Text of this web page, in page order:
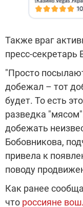
Также враг
пресс-секретарь
"Просто
добежал – тот
будет. То есть
разведка
добежать
Бобовникова,
привела к
поводу
Как ранее
что россияне